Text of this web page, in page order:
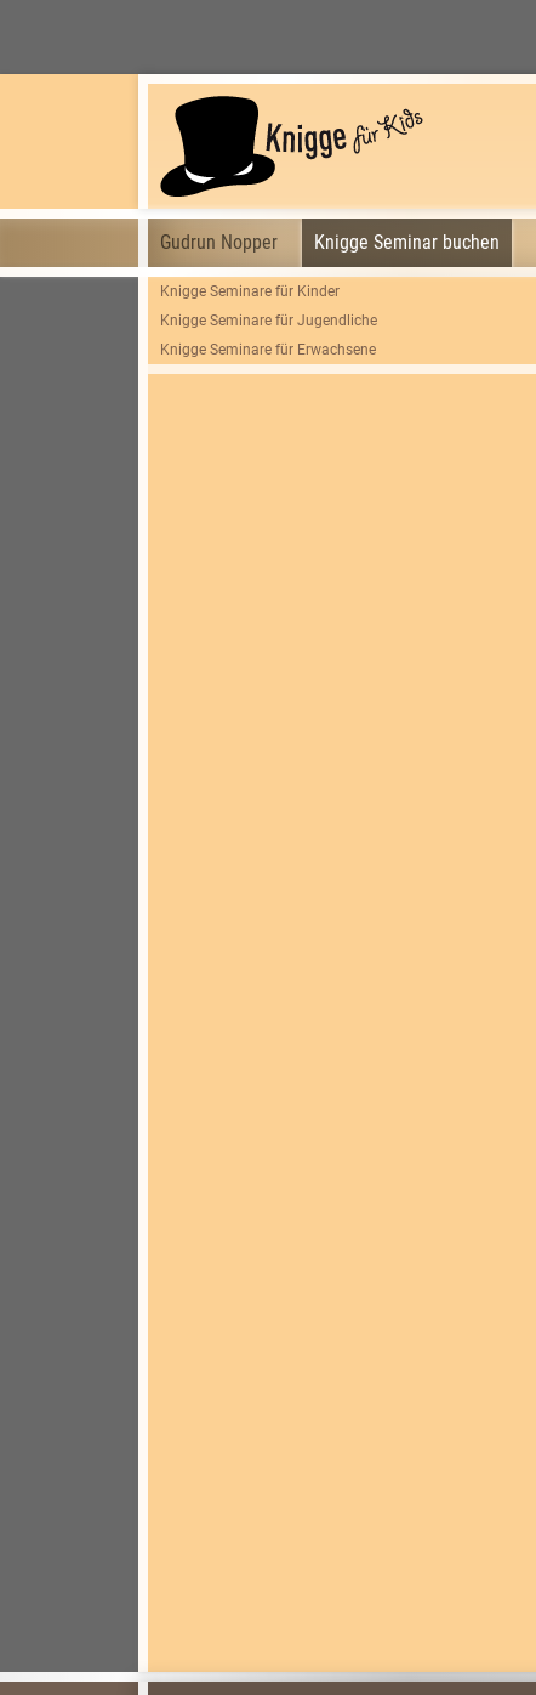
Gudrun Nopper Knigge Seminar buchen
Knigge Seminare für Kinder
Knigge Seminare für Jugendliche
Knigge Seminare für Erwachsene